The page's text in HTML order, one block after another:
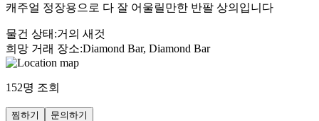
캐주얼 정장용으로 다 잘 어울릴만한 반팔 상의입니다
물건 상태 :거의 새것
희망 거래 장소:Diamond Bar, Diamond Bar
152명 조회
찜하기 문의하기